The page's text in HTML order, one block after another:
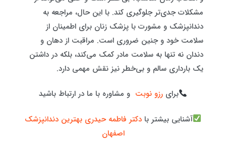
مشکلات جدی‌تر جلوگیری کند. با این حال، مراجعه به
دندانپزشک و مشورت با پزشک زنان برای اطمینان از
سلامت خود و جنین ضروری است. مراقبت از دهان و
دندان نه تنها به سلامت مادر کمک می‌کند، بلکه در داشتن
یک بارداری سالم و بی‌خطر نیز نقش مهمی دارد.
برای رزو نوبت و مشاوره با ما در ارتباط باشید
آشنایی بیشتر بادکتر فاطمه حیدری بهترین دندانپزشک
اصفهان